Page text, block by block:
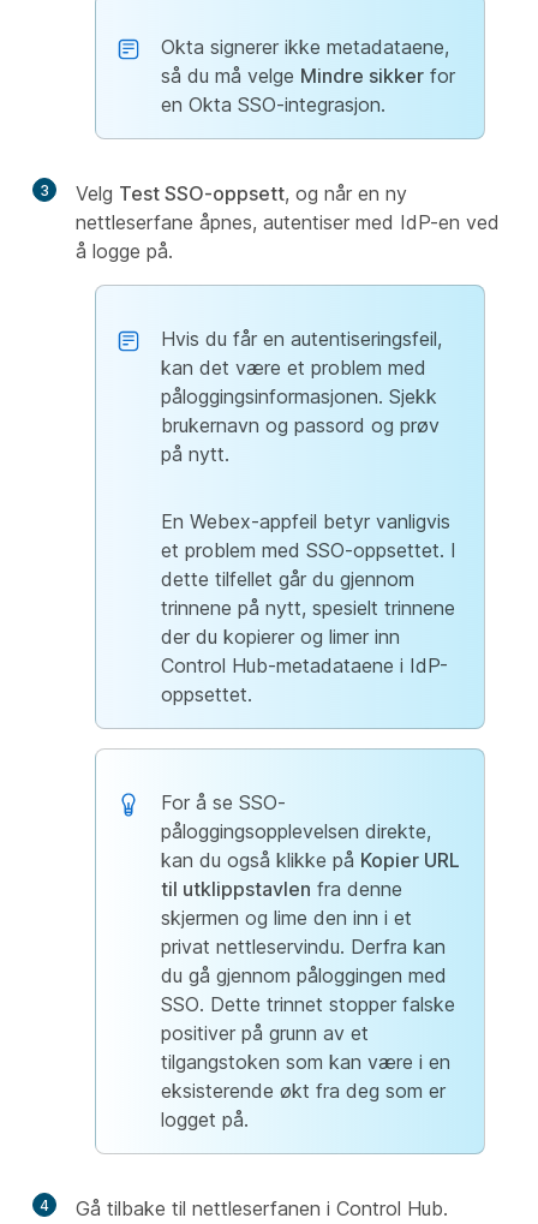
Okta signerer ikke metadataene,
så du må velge Mindre sikker for
en Okta SSO-integrasjon.
3 Velg Test SSO-oppsett, og når en ny
nettleserfane åpnes, autentiser med IdP-en ved
å logge på.
Hvis du får en autentiseringsfeil,
kan det være et problem med
påloggingsinformasjonen. Sjekk
brukernavn og passord og prøv
på nytt.
En Webex-appfeil betyr vanligvis
et problem med SSO-oppsettet. I
dette tilfellet går du gjennom
trinnene på nytt, spesielt trinnene
der du kopierer og limer inn
Control Hub-metadataene i IdP-
oppsettet.
For å se SSO-
påloggingsopplevelsen direkte,
kan du også klikke på Kopier URL
til utklippstavlen fra denne
skjermen og lime den inn i et
privat nettleservindu. Derfra kan
du gå gjennom påloggingen med
SSO. Dette trinnet stopper falske
positiver på grunn av et
tilgangstoken som kan være i en
eksisterende økt fra deg som er
logget på.
4
Gå tilbake til nettleserfanen i Control Hub.